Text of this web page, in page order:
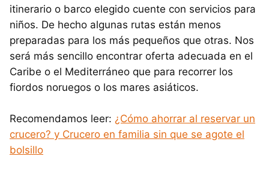
itinerario o barco elegido cuente con servicios para
niños. De hecho algunas rutas están menos
preparadas para los más pequeños que otras. Nos
será más sencillo encontrar oferta adecuada en el
Caribe o el Mediterráneo que para recorrer los
fiordos noruegos o los mares asiáticos.
Recomendamos leer: ¿Cómo ahorrar al reservar un
crucero? y Crucero en familia sin que se agote el
bolsillo